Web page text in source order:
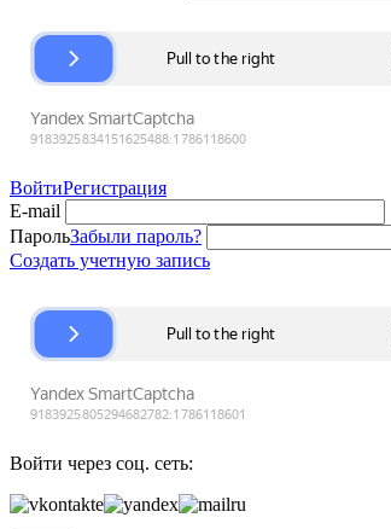
ВойтиРегистрация
E-mail
ПарольЗабыли пароль?
Создать учетную запись
Войти через соц. сеть: